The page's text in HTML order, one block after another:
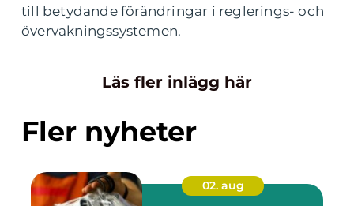
till betydande förändringar i reglerings- och
övervakningssystemen.
Läs fler inlägg här
Fler nyheter
02. aug